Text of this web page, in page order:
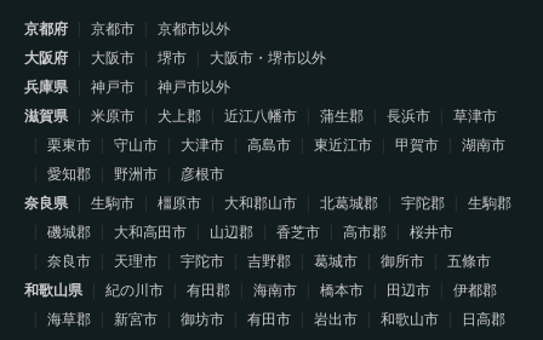
京都府
京都市
京都市以外
大阪府
大阪市 堺市
大阪市・堺市以外
兵庫県
神戸市
神戸市以外
滋賀県
米原市 犬上郡 近江八幡市 蒲生郡 長浜市
草津市
栗東市
守山市 大津市 高島市 東近江市 甲賀市
湖南市
愛知郡
野洲市
彦根市
奈良県
生駒市 橿原市 大和郡山市 北葛城郡 宇陀郡
生駒郡
磯城郡
大和高田市 山辺郡 香芝市 高市郡
桜井市
奈良市
天理市 宇陀市 吉野郡 葛城市 御所市
五條市
和歌山県
紀の川市 有田郡 海南市 橋本市 田辺市
伊都郡
海草郡
新宮市 御坊市 有田市 岩出市 和歌山市
日高郡